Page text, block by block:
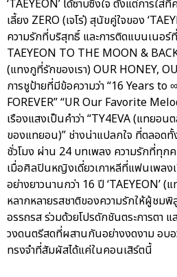
‘TAEYEON’ ได้ซาบซึ้งใจ ตั้งแต่การใ
เลี้ยง ZERO (เจโร่) สุนัขคู่ใจของ
ความรักที่บริสุทธิ์ และการติดแบนเนอร์
TAEYEON TO THE MOON &
(แทงกูที่รักของเรา) OUR HONEY,
การชูป้ายที่มีข้อความว่า “16 Years to
FOREVER” “UR Our Favorite
เรืองแสงเป็นคำว่า “TY4EVA (แทยอน
ของแทยอน)” ช่างน่าแปลกใจ ที่ตลอดทั้ง
ชั่วโมง ผ่าน 24 บทเพลง ความรักที่ทุก
เมื่อศิลปินหญิงเดี่ยวเกาหลีที่แฟนเพลง
อย่างยาวนานกว่า 16 ปี ‘TAEYEON’ (
หลากหลายรสชาติของความรักให้ผู้ชม
อรรถรส ร่วมด้วยโปรดักชันตระการตา
วงดนตรีสดที่ผสานกันอย่างงดงาม อบ
ทรงจำที่สัมผัสได้แค่ในคอนเสิร์ตนี้